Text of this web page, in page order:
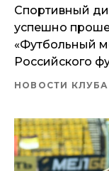
Спортивный
успешно
«Футбольный
Российского
НОВОСТИ КЛУБА